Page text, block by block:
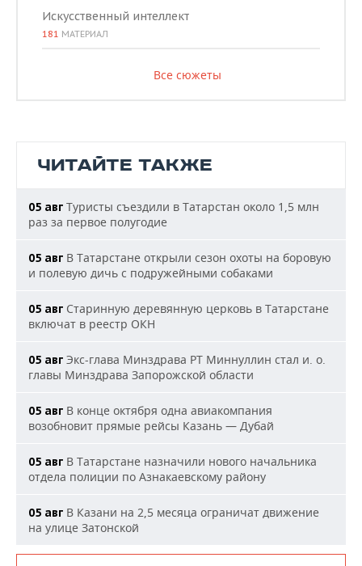
Искусственный интеллект
181 МАТЕРИАЛ
Все сюжеты
ЧИТАЙТЕ ТАКЖЕ
05 авг Туристы съездили в Татарстан около 1,5 млн
раз за первое полугодие
05 авг В Татарстане открыли сезон охоты на боровую
и полевую дичь с подружейными собаками
05 авг Старинную деревянную церковь в Татарстане
включат в реестр ОКН
05 авг Экс-глава Минздрава РТ Миннуллин стал и. о.
главы Минздрава Запорожской области
05 авг В конце октября одна авиакомпания
возобновит прямые рейсы Казань — Дубай
05 авг В Татарстане назначили нового начальника
отдела полиции по Азнакаевскому району
05 авг В Казани на 2,5 месяца ограничат движение
на улице Затонской